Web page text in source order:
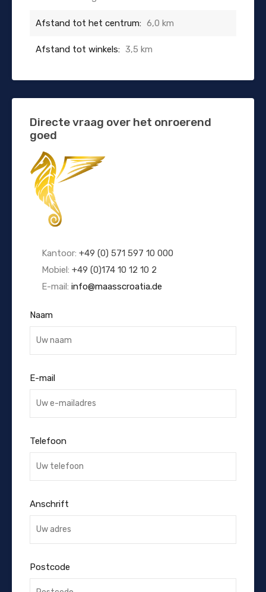
Afstand tot het centrum: 6,0 km
Afstand tot winkels: 3,5 km
Directe vraag over het onroerend
goed
Kantoor: +49 (0) 571 597 10 000
Mobiel: +49 (0)174 10 12 10 2
E-mail: info@maasscroatia.de
Naam
E-mail
Telefoon
Anschrift
Postcode